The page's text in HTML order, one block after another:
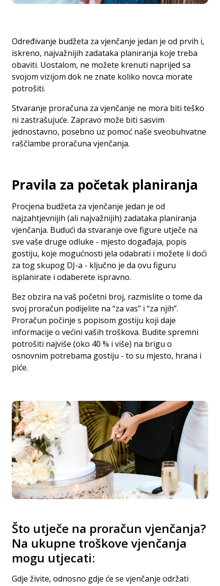
Određivanje budžeta za vjenčanje jedan je od prvih i,
iskreno, najvažnijih zadataka planiranja koje treba
obaviti. Uostalom, ne možete krenuti naprijed sa
svojom vizijom dok ne znate koliko novca morate
potrošiti.
Stvaranje proračuna za vjenčanje ne mora biti teško
ni zastrašujuće. Zapravo može biti sasvim
jednostavno, posebno uz pomoć naše sveobuhvatne
raščlambe proračuna vjenčanja.
Pravila za početak planiranja
Procjena budžeta za vjenčanje jedan je od
najzahtjevnijih (ali najvažnijih) zadataka planiranja
vjenčanja. Budući da stvaranje ove figure utječe na
sve vaše druge odluke - mjesto događaja, popis
gostiju, koje mogućnosti jela odabrati i možete li doći
za tog skupog DJ-a - ključno je da ovu figuru
isplanirate i odaberete ispravno.
Bez obzira na vaš početni broj, razmislite o tome da
svoj proračun podijelite na “za vas” i “za njih”.
Proračun počinje s popisom gostiju koji daje
informacije o većini vaših troškova. Budite spremni
potrošiti najviše (oko 40 % i više) na brigu o
osnovnim potrebama gostiju - to su mjesto, hrana i
piće.
Što utječe na proračun vjenčanja?
Na ukupne troškove vjenčanja
mogu utjecati:
Gdje živite, odnosno gdje će se vjenčanje održati